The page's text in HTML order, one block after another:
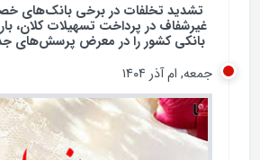
تشدید تخلفات در برخی بانک‌های
غیرشفاف در پرداخت تسهیلات کلان،
بانکی کشور را در معرض پرسش‌های
جمعه, ام آذر ۱۴۰۴